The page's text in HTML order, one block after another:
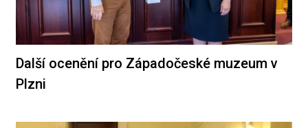
Další ocenění pro Západočeské muzeum v
Plzni